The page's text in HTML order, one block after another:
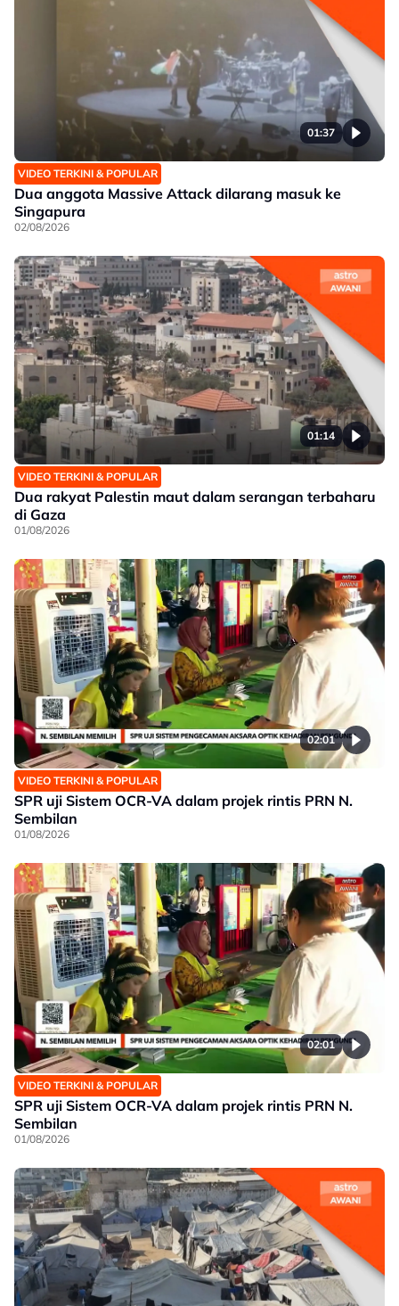
01:37
VIDEO TERKINI & POPULAR
Dua anggota Massive Attack dilarang masuk ke
Singapura
02/08/2026
01:14
VIDEO TERKINI & POPULAR
Dua rakyat Palestin maut dalam serangan terbaharu
di Gaza
01/08/2026
02:01
VIDEO TERKINI & POPULAR
SPR uji Sistem OCR-VA dalam projek rintis PRN N.
Sembilan
01/08/2026
02:01
VIDEO TERKINI & POPULAR
SPR uji Sistem OCR-VA dalam projek rintis PRN N.
Sembilan
01/08/2026